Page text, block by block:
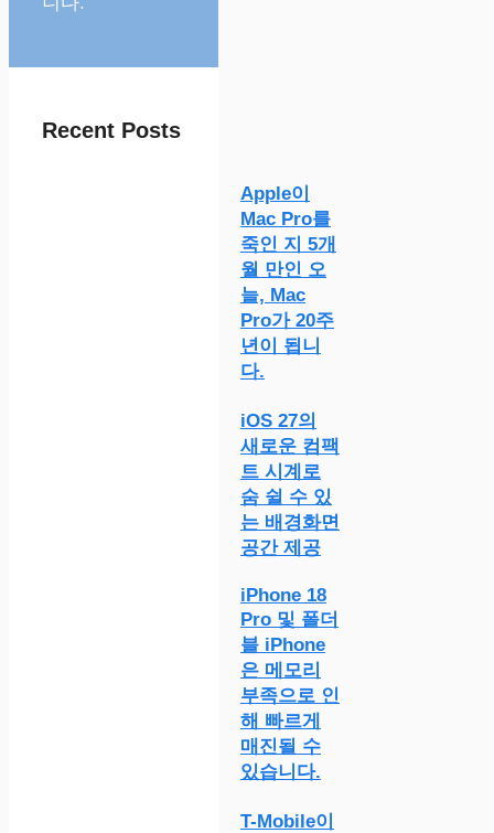
Recent Posts
Apple이
Mac Pro를
죽인 지 5개
월 만인 오
늘, Mac
Pro가 20주
년이 됩니
다.
iOS 27의
새로운 컴팩
트 시계로
숨 쉴 수 있
는 배경화면
공간 제공
iPhone 18
Pro 및 폴더
블 iPhone
은 메모리
부족으로 인
해 빠르게
매진될 수
있습니다.
T-Mobile이